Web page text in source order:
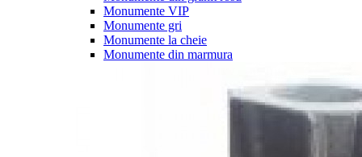
Monumente VIP
Monumente gri
Monumente la cheie
Monumente din marmura